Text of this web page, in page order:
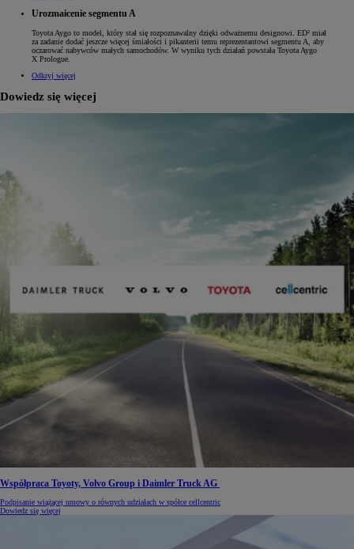
Urozmaicenie segmentu A
Toyota Aygo to model, który stał się rozpoznawalny dzięki odważnemu designowi. ED² miał
za zadanie dodać jeszcze więcej śmiałości i pikanterii temu reprezentantowi segmentu A, aby
oczarować nabywców małych samochodów. W wyniku tych działań powstała Toyota Aygo
X Prologue.
Odkryj więcej
Dowiedz się więcej
Współpraca Toyoty, Volvo Group i Daimler Truck AG
Podpisanie wiążącej umowy o równych udziałach w spółce cellcentric
Dowiedz się więcej